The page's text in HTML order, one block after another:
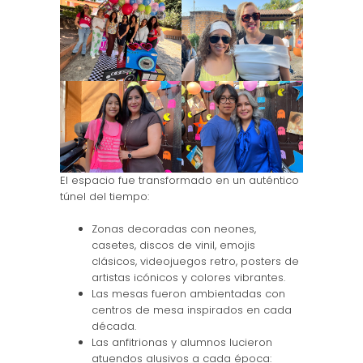
El espacio fue transformado en un auténtico
túnel del tiempo:
Zonas decoradas con neones,
casetes, discos de vinil, emojis
clásicos, videojuegos retro, posters de
artistas icónicos y colores vibrantes.
Las mesas fueron ambientadas con
centros de mesa inspirados en cada
década.
Las anfitrionas y alumnos lucieron
atuendos alusivos a cada época: